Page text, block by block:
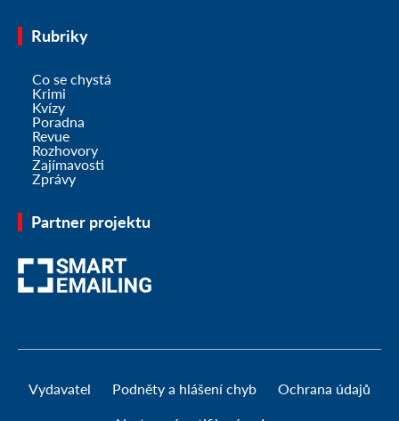
Rubriky
Co se chystá
Krimi
Kvízy
Poradna
Revue
Rozhovory
Zajímavosti
Zprávy
Partner projektu
Vydavatel Podněty a hlášení chyb Ochrana údajů